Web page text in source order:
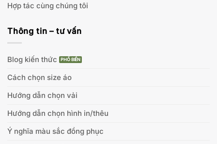
Hợp tác cùng chúng tôi
Thông tin – tư vấn
Blog kiến thức
Cách chọn size áo
Hướng dẫn chọn vải
Hướng dẫn chọn hình in/thêu
Ý nghĩa màu sắc đồng phục